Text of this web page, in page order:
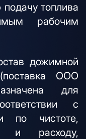
топлива
рабочим
дожимной
ООО
для
с
по чистоте,
и расходу,